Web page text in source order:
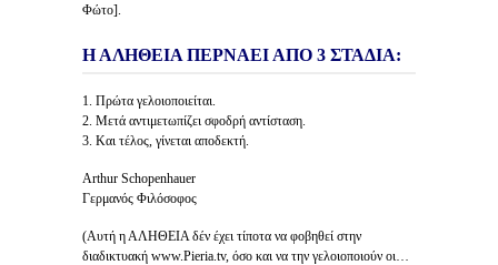
Φώτο].
Η ΑΛΗΘΕΙΑ ΠΕΡΝΑΕΙ ΑΠΟ 3 ΣΤΑΔΙΑ:
1. Πρώτα γελοιοποιείται.
2. Μετά αντιμετωπίζει σφοδρή αντίσταση.
3. Και τέλος, γίνεται αποδεκτή.
Arthur Schopenhauer
Γερμανός Φιλόσοφος
(Αυτή η ΑΛΗΘΕΙΑ δέν έχει τίποτα να φοβηθεί στην
διαδικτυακή www.Pieria.tv, όσο και να την γελοιοποιούν οι…